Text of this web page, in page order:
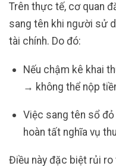
Trên thực tế, cơ quan
sang tên khi người sử
tài chính. Do đó:
Nếu chậm kê khai
→ không thể nộp
Việc sang tên sổ
hoàn tất nghĩa vụ
Điều này đặc biệt rủi